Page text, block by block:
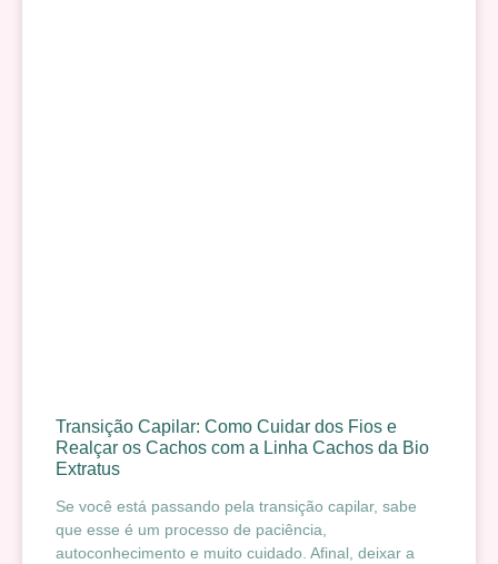
Transição Capilar: Como Cuidar dos Fios e
Realçar os Cachos com a Linha Cachos da Bio
Extratus
Se você está passando pela transição capilar, sabe
que esse é um processo de paciência,
autoconhecimento e muito cuidado. Afinal, deixar a